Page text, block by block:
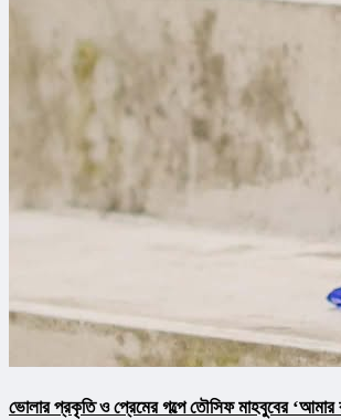
ভোলার প্রকৃতি ও প্রেমের গল্পে তৌসিফ মাহবুবের ‘আমার